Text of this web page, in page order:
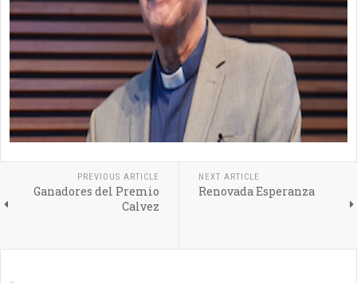
PREVIOUS ARTICLE
Ganadores del Premio
Calvez
NEXT ARTICLE
Renovada Esperanza